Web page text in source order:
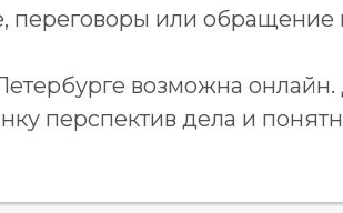
переговоры или обращение
возможна
перспектив дела и